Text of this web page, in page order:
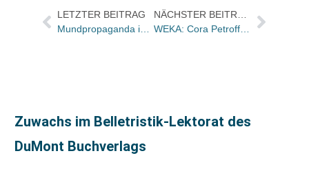
LETZTER BEITRAG
Mundpropaganda im Web 2.0: Audible.de bietet seinen Lesern freie Downloads für Rezensionen
Zuwachs im Belletristik-Lektorat des
DuMont Buchverlags